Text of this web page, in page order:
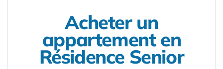
Acheter un
appartement en
Résidence Senior